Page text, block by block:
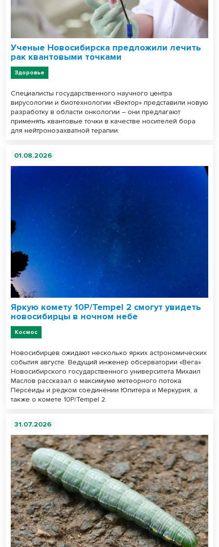
Ученые Новосибирска предложили лечить
рак квантовыми точками
Здоровье
Специалисты государственного научного центра
вирусологии и биотехнологии «Вектор» представили новую
разработку в области онкологии – они предлагают
применять квантовые точки в качестве носителей бора
для нейтронозахватной терапии.
01.08.2026
Яркую комету 10P/Tempel 2 смогут увидеть
новосибирцы в ночном небе
Космос
Новосибирцев ожидают несколько ярких астрономических
события августе. Ведущий инженер обсерватории «Вега»
Новосибирского государственного университета Михаил
Маслов рассказал о максимуме метеорного потока
Персеиды и редком соединении Юпитера и Меркурия, а
также о комете 10P/Tempel 2.
31.07.2026